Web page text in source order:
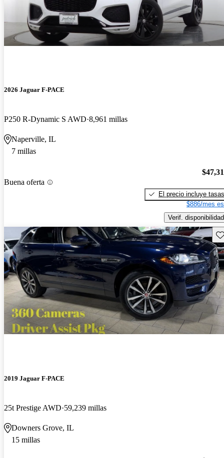
2026 Jaguar F-PACE
P250 R-Dynamic S AWD 8,961 millas
Naperville, IL
7 millas
Buena oferta
El precio incluye tasas
$886/mes
Verif. disponibilidad
2019 Jaguar F-PACE
25t Prestige AWD 59,239 millas
Downers Grove, IL
15 millas